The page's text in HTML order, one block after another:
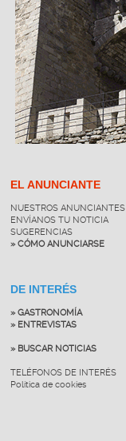
EL ANUNCIANTE
NUESTROS ANUNCIANTES
ENVÍANOS TU NOTICIA
SUGERENCIAS
» CÓMO ANUNCIARSE
DE INTERÉS
» GASTRONOMÍA
» ENTREVISTAS
» BUSCAR NOTICIAS
TELÉFONOS DE INTERÉS
Política de cookies